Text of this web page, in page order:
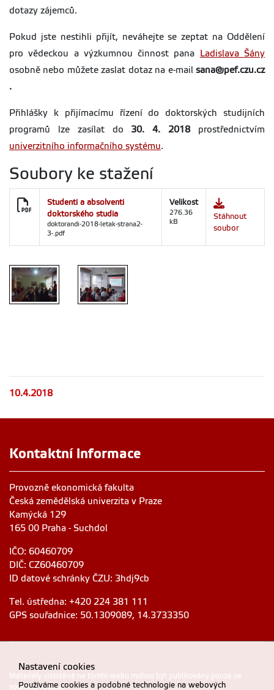
dotazy zájemců.
Pokud jste nestihli přijít, neváhejte se zeptat na Oddělení
pro vědeckou a výzkumnou činnost pana
Ladislava Šány
osobně nebo můžete zaslat dotaz na e-mail sana@pef.czu.cz
.
Přihlášky k přijímacímu řízení do doktorských studijních
programů lze zasílat do 30. 4. 2018 prostřednictvím
univerzitního informačního systému.
Soubory ke stažení
Studenti a absolventi
doktorského studia
doktorandi-2018-letak-strana2-
3-.pdf
Velikost
276.36
kB
Stáhnout
soubor
10.4.2018
Kontaktní informace
Provozně ekonomická fakulta
Česká zemědělská univerzita v Praze
Kamýcká 129
165 00 Praha - Suchdol
IČO: 60460709
DIČ: CZ60460709
ID datové schránky ČZU: 3hdj9cb
Tel. ústředna: +420 224 381 111
GPS souřadnice: 50.1309089, 14.3733350
Materiály umístěné na tomto webu mohou být publikovány pouze se
souhlasem ČZU.
Nastavení cookies
Používáme cookies a podobné technologie na webových